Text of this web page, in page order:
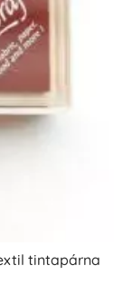
tintapárna